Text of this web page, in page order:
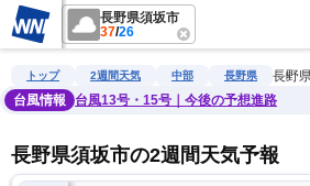
長野県須坂市
37/26
雨雲レーダー 台風情報 地震情報 警
トップ 2週間天気 中部 長野県
長野
台風情報
台風13号・15号｜今後の予想進路
長野県須坂市の2週間天気予報